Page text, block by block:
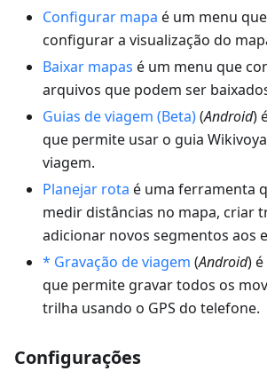
Configurar mapa é um menu
configurar a visualização do
Baixar mapas é um menu que
arquivos que podem ser
Guias de viagem (Beta)(Android)
que permite usar o guia
viagem.
Planejar rota é uma ferramenta
medir distâncias no mapa, criar
adicionar novos segmentos aos
* Gravação de viagem (Android)
que permite gravar todos os
trilha usando o GPS do telefone.
Configurações